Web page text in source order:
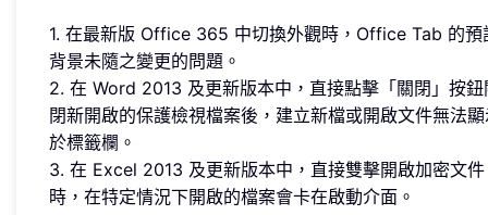
1. 在最新版 Office 365 中切換外觀時，Office Tab 的預
背景未隨之變更的問題。
2. 在 Word 2013 及更新版本中，直接點擊「關閉」按鈕
閉新開啟的保護檢視檔案後，建立新檔或開啟文件無法
於標籤欄。
3. 在 Excel 2013 及更新版本中，直接雙擊開啟加密文件
時，在特定情況下開啟的檔案會卡在啟動介面。